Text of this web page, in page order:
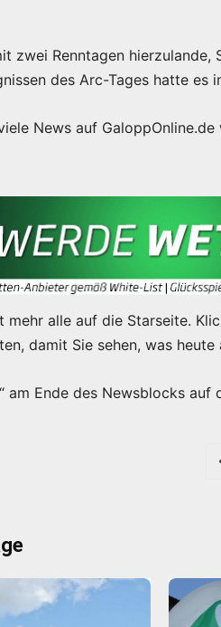
zwei Renntagen
des Arc-Tages hatte es
News auf
mehr alle auf die Starseite.
damit Sie sehen, was heute
am Ende des Newsblocks